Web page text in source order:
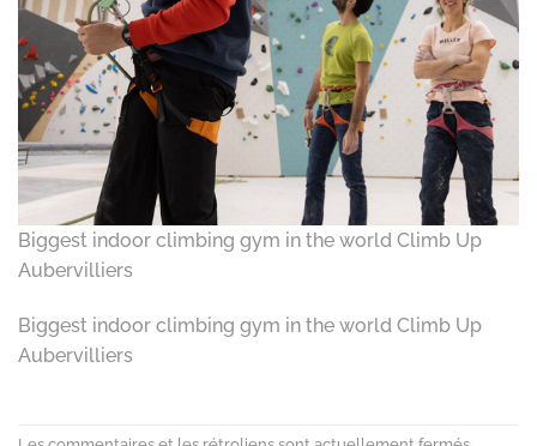
Biggest indoor climbing gym in the world Climb Up
Aubervilliers
Biggest indoor climbing gym in the world Climb Up
Aubervilliers